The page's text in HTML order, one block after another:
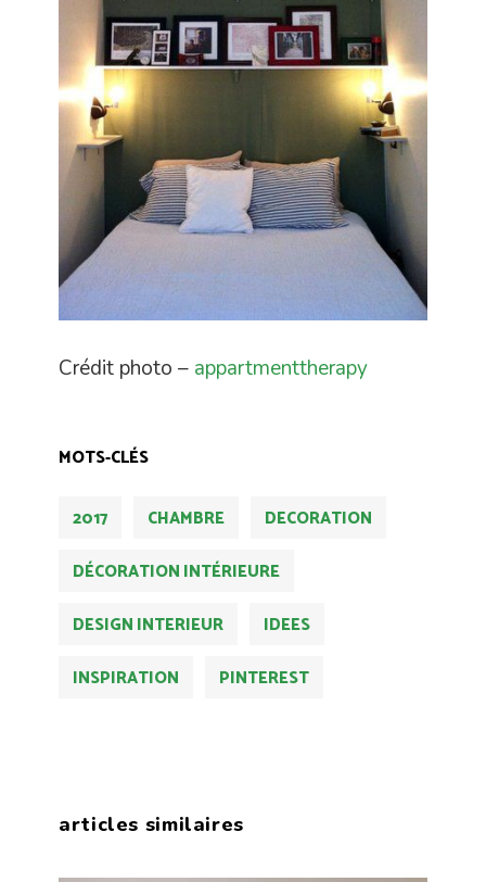
Crédit photo – appartmenttherapy
MOTS-CLÉS
2017 CHAMBRE
DECORATION
DÉCORATION INTÉRIEURE
DESIGN INTERIEUR
IDEES
INSPIRATION
PINTEREST
articles similaires